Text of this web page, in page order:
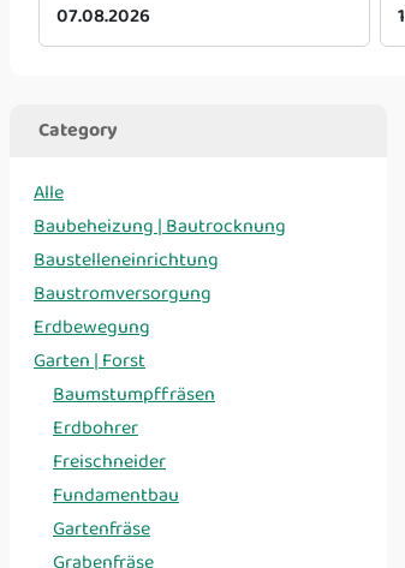
Category
Alle
Baubeheizung | Bautrocknung
Baustelleneinrichtung
Baustromversorgung
Erdbewegung
Garten | Forst
Baumstumpffräsen
Erdbohrer
Freischneider
Fundamentbau
Gartenfräse